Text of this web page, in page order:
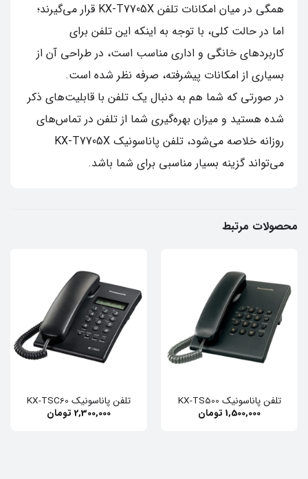
همگی در میان امکانات تلفن KX-T7705X قرار می‌گیرند؛
اما در حالت کلی، با توجه به اینکه این تلفن برای
کاربردهای خانگی و اداری مناسب است، در طراحی آن از
بسیاری از امکانات پیشرفته، صرفه نظر شده است.
در صورتی که شما هم به دنبال یک تلفن با قابلیت‌های ذکر
شده هستید و میزان بهره‌گیری شما از تلفن در تماس‌های
روزانه خلاصه می‌شود، تلفن پاناسونیک KX-T7705X
می‌تواند گزینه بسیار مناسبی برای شما باشد.
محصولات مرتبط
تلفن پاناسونیک KX-TS500
1,500,000 تومان
تلفن پاناسونیک KX-TSC60
2,300,000 تومان